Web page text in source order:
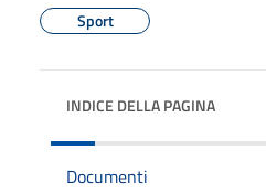
Sport
INDICE DELLA PAGINA
Documenti